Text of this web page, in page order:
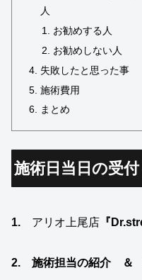
人
お勧めする人
お勧めしない人
失敗したと思った事
施術費用
まとめ
施術日当日の受
1. アリオ上尾店 『
2. 施術担当の紹介 ＆